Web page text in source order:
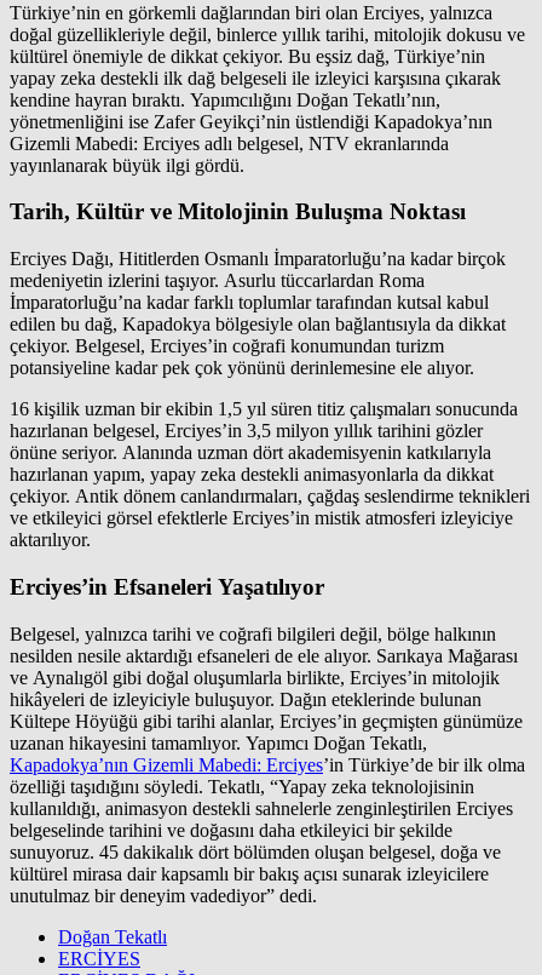
Türkiye’nin en görkemli dağlarından biri olan Erciyes, yalnızca
doğal güzellikleriyle değil, binlerce yıllık tarihi, mitolojik dokusu ve
kültürel önemiyle de dikkat çekiyor. Bu eşsiz dağ, Türkiye’nin
yapay zeka destekli ilk dağ belgeseli ile izleyici karşısına çıkarak
kendine hayran bıraktı. Yapımcılığını Doğan Tekatlı’nın,
yönetmenliğini ise Zafer Geyikçi’nin üstlendiği Kapadokya’nın
Gizemli Mabedi: Erciyes adlı belgesel, NTV ekranlarında
yayınlanarak büyük ilgi gördü.
Tarih, Kültür ve Mitolojinin Buluşma Noktası
Erciyes Dağı, Hititlerden Osmanlı İmparatorluğu’na kadar birçok
medeniyetin izlerini taşıyor. Asurlu tüccarlardan Roma
İmparatorluğu’na kadar farklı toplumlar tarafından kutsal kabul
edilen bu dağ, Kapadokya bölgesiyle olan bağlantısıyla da dikkat
çekiyor. Belgesel, Erciyes’in coğrafi konumundan turizm
potansiyeline kadar pek çok yönünü derinlemesine ele alıyor.
16 kişilik uzman bir ekibin 1,5 yıl süren titiz çalışmaları sonucunda
hazırlanan belgesel, Erciyes’in 3,5 milyon yıllık tarihini gözler
önüne seriyor. Alanında uzman dört akademisyenin katkılarıyla
hazırlanan yapım, yapay zeka destekli animasyonlarla da dikkat
çekiyor. Antik dönem canlandırmaları, çağdaş seslendirme teknikleri
ve etkileyici görsel efektlerle Erciyes’in mistik atmosferi izleyiciye
aktarılıyor.
Erciyes’in Efsaneleri Yaşatılıyor
Belgesel, yalnızca tarihi ve coğrafi bilgileri değil, bölge halkının
nesilden nesile aktardığı efsaneleri de ele alıyor. Sarıkaya Mağarası
ve Aynalıgöl gibi doğal oluşumlarla birlikte, Erciyes’in mitolojik
hikâyeleri de izleyiciyle buluşuyor. Dağın eteklerinde bulunan
Kültepe Höyüğü gibi tarihi alanlar, Erciyes’in geçmişten günümüze
uzanan hikayesini tamamlıyor. Yapımcı Doğan Tekatlı,
Kapadokya’nın Gizemli Mabedi: Erciyes’in Türkiye’de bir ilk olma
özelliği taşıdığını söyledi. Tekatlı, “Yapay zeka teknolojisinin
kullanıldığı, animasyon destekli sahnelerle zenginleştirilen Erciyes
belgeselinde tarihini ve doğasını daha etkileyici bir şekilde
sunuyoruz. 45 dakikalık dört bölümden oluşan belgesel, doğa ve
kültürel mirasa dair kapsamlı bir bakış açısı sunarak izleyicilere
unutulmaz bir deneyim vadediyor” dedi.
Doğan Tekatlı
ERCİYES